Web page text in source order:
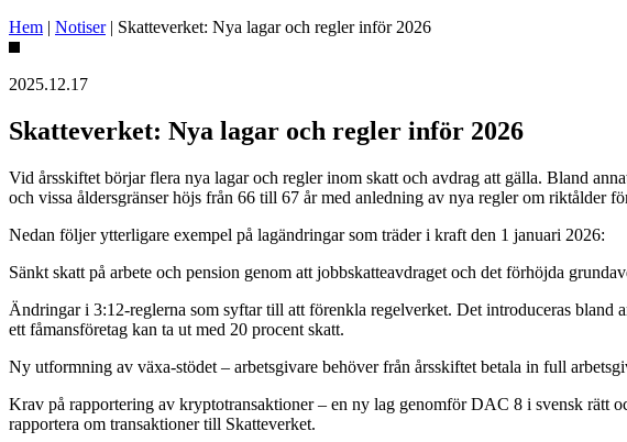
Hem | Notiser| Skatteverket: Nya lagar och regler inför 2026
2025.12.17
Skatteverket: Nya lagar och regler inför 2026
Vid årsskiftet börjar flera nya lagar och regler inom skatt och avdrag att gälla. Bland
och vissa åldersgränser höjs från 66 till 67 år med anledning av nya regler om riktålder
Nedan följer ytterligare exempel på lagändringar som träder i kraft den 1 januari 2026:
Sänkt skatt på arbete och pension genom att jobbskatteavdraget och det förhöjda
Ändringar i 3:12-reglerna som syftar till att förenkla regelverket. Det introduceras bland
ett fåmansföretag kan ta ut med 20 procent skatt.
Ny utformning av växa-stödet – arbetsgivare behöver från årsskiftet betala in full
Krav på rapportering av kryptotransaktioner – en ny lag genomför DAC 8 i svensk rätt
rapportera om transaktioner till Skatteverket.